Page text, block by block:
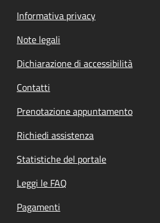
Informativa privacy
Note legali
Dichiarazione di accessibilità
Contatti
Prenotazione appuntamento
Richiedi assistenza
Statistiche del portale
Leggi le FAQ
Pagamenti